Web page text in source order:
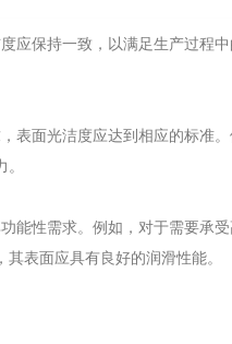
应保持一致，以满足生产过程
表面光洁度应达到相应的标准
能性需求。例如，对于需要承
表面应具有良好的润滑性能。